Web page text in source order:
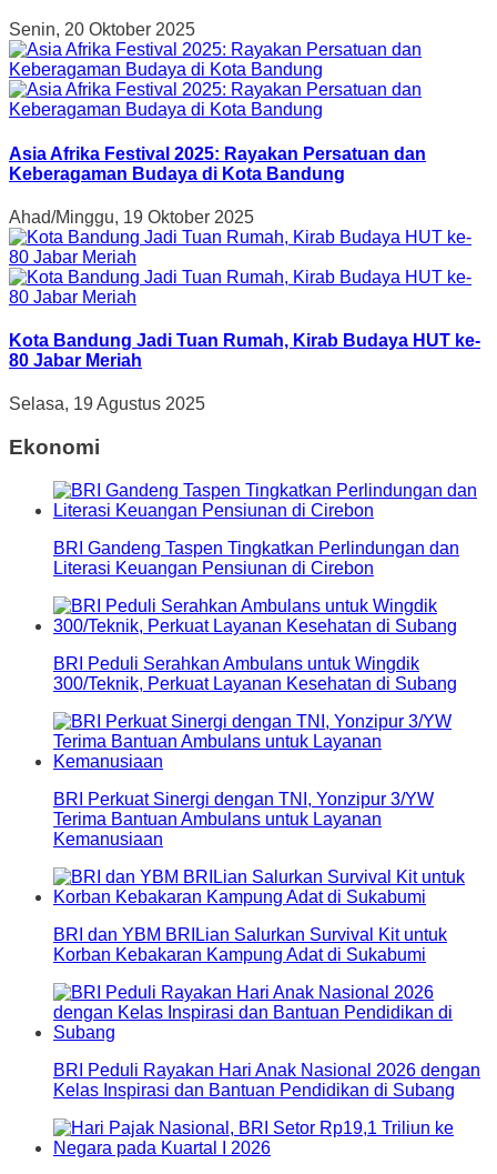
Senin, 20 Oktober 2025
Asia Afrika Festival 2025: Rayakan Persatuan dan
Keberagaman Budaya di Kota Bandung
Ahad/Minggu, 19 Oktober 2025
Kota Bandung Jadi Tuan Rumah, Kirab Budaya HUT ke-
80 Jabar Meriah
Selasa, 19 Agustus 2025
Ekonomi
BRI Gandeng Taspen Tingkatkan Perlindungan dan
Literasi Keuangan Pensiunan di Cirebon
BRI Peduli Serahkan Ambulans untuk Wingdik
300/Teknik, Perkuat Layanan Kesehatan di Subang
BRI Perkuat Sinergi dengan TNI, Yonzipur 3/YW
Terima Bantuan Ambulans untuk Layanan
Kemanusiaan
BRI dan YBM BRILian Salurkan Survival Kit untuk
Korban Kebakaran Kampung Adat di Sukabumi
BRI Peduli Rayakan Hari Anak Nasional 2026 dengan
Kelas Inspirasi dan Bantuan Pendidikan di Subang